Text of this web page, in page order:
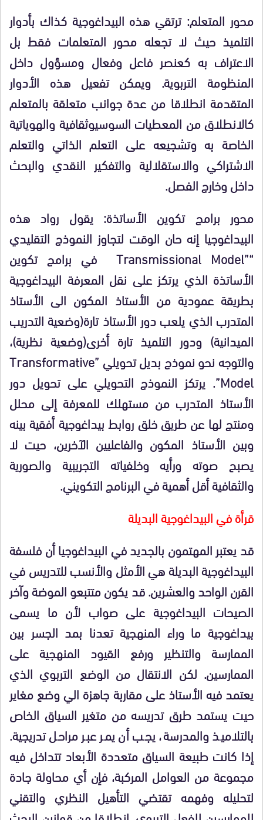
محور المتعلم: ترتقي هذه البيداغوجية كذاك بأدوار
التلميذ حيث لا تجعله محور المتعلمات فقط بل
الاعتراف به كعنصر فاعل وفعال ومسؤول داخل
المنظومة التربوية. ويمكن تفعيل هذه الأدوار
المتقدمة انطلاقا من عدة جوانب متعلقة بالمتعلم
كالانطلاق من المعطيات السوسيوثقافية والهوياتية
الخاصة به وتشجيعه على التعلم الذاتي والتعلم
الاشتراكي والاستقلالية والتفكير النقدي والبحث
داخل وخارج الفصل.
محور برامج تكوين الأساتذة: يقول رواد هذه
البيداغوجيا إنه حان الوقت لتجاوز النموذج التقليدي
“
”Transmission
alModel
في برامج تكوين
الأساتذة الذي يرتكز على نقل المعرفة البيداغوجية
بطريقة عمودية من الأستاذ المكون الى الأستاذ
المتدرب الذي يلعب دور الأستاذ تارة(وضعية التدريب
الميدانية) ودور التلميذ تارة أخرى(وضعية نظرية)،
والتوجه نحو نموذج بديل تحويلي”
Transformative
Model” . يرتكز النموذج التحويلي على تحويل دور
الأستاذ المتدرب من مستهلك للمعرفة إلى محلل
ومنتج لها عن طريق خلق روابط بيداغوجية أفقية بينه
وبين الأستاذ المكون والفاعليين الآخرين، حيت لا
يصبح صوته ورأيه وخلفياته التجريبية والصورية
والثقافية أقل أهمية في البرنامج التكويني.
قرأة في البيداغوجية البديلة
قد يعتبر المهتمون بالجديد في البيداغوجيا أن فلسفة
البيداغوجية البديلة هي الأمثل والأنسب للتدريس في
القرن الواحد والعشرين. قد يكون متتبعو الموضة وآخر
الصيحات البيداغوجية على صواب لأن ما يسمى
بيداغوجية ما وراء المنهجية تعدنا بمد الجسر بين
الممارسة والتنظير ورفع القيود المنهجية على
الممارسين. لكن الانتقال من الوضع التربوي الذي
يعتمد فيه الأستاذ على مقاربة جاهزة الي وضع مغاير
حيت يستمد طرق تدريسه من متغير السياق الخاص
بالتلاميذ والمدرسة، يجب أن يمر عبر مراحل تدريجية.
إذا كانت طبيعة السياق متعددة الأبعاد تتداخل فيه
مجموعة من العوامل المركبة، فإن أي محاولة جادة
لتحليله وفهمه تقتضي التأهيل النظري والتقني